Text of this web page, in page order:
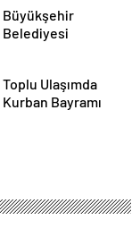
Marşın
Bestecilerini
Büyükşehir
Belediyesi
“Aşure Bereket
Demektir”
Toplu Ulaşımda
Kurban Bayramı